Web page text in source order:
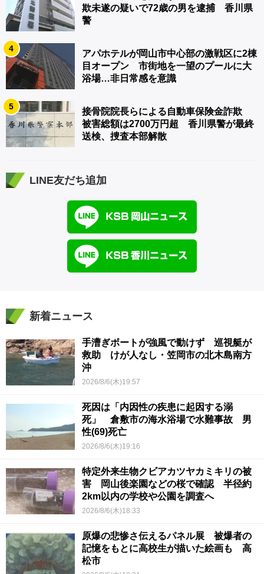
欺未遂の疑いで72歳の男を逮捕 香川県
警
4
アパホテルが岡山市中心部の激戦区に2棟
目オープン 市街地を一望のプールに大
浴場…非日常感を意識
5
接骨院院長らによる自動車保険金詐欺
被害総額は2700万円超 香川県警が最終
送検、捜査本部解散
LINE友だち追加
新着ニュース
手漕ぎボートが強風で動けず 巡視艇が
救助 けが人なし・笠岡市の北木島南方
沖
2026/8/6(木)19:57
死因は「内因性の疾患に起因する溺
死」 倉敷市の海水浴場で水難事故 男
性(69)死亡
2026/8/6(木)19:16
特定外来生物クビアカツヤカミキリの被
害 岡山後楽園などの桜で確認 半径約
2km以内の学校や公園を調査へ
2026/8/6(木)18:33
原爆の悲惨さ伝えるパネル展 被爆者の
記憶をもとに高校生が描いた絵画も 高
松市